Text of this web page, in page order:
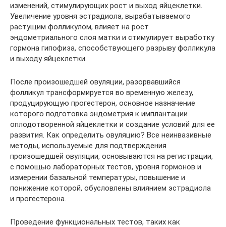
изменений, стимулирующих рост и выход яйцеклетки.
Увеличение уровня эстрадиола, вырабатываемого
растущим фолликулом, влияет на рост
эндометриального слоя матки и стимулирует выработку
гормона гипофиза, способствующего разрыву фолликула
и выходу яйцеклетки.
После произошедшей овуляции, разорвавшийся
фолликул трансформируется во временную железу,
продуцирующую прогестерон, основное назначение
которого подготовка эндометрия к имплантации
оплодотворенной яйцеклетки и создание условий для ее
развития. Как определить овуляцию? Все неинвазивные
методы, используемые для подтверждения
произошедшей овуляции, основываются на регистрации,
с помощью лабораторных тестов, уровня гормонов и
измерении базальной температуры, повышение и
понижение которой, обусловлены влиянием эстрадиола
и прогестерона.
Проведение функциональных тестов, таких как